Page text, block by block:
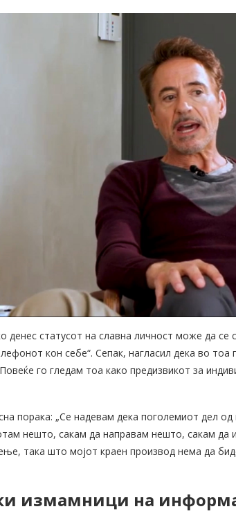
денес статусот на славна личност може да се
кон себе“. Сепак, нагласил дека во
го гледам тоа како предизвикот за
порака: „Се надевам дека поголемиот дел
нешто, сакам да направам нешто, сакам да
така што мојот краен производ нема да
измамници на